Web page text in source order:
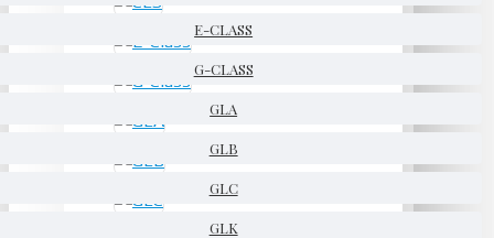
E-CLASS
G-CLASS
GLA
GLB
GLC
GLK